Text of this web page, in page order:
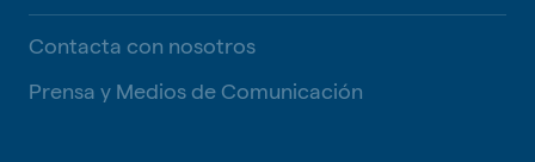
Contacta con nosotros
Prensa y Medios de Comunicación